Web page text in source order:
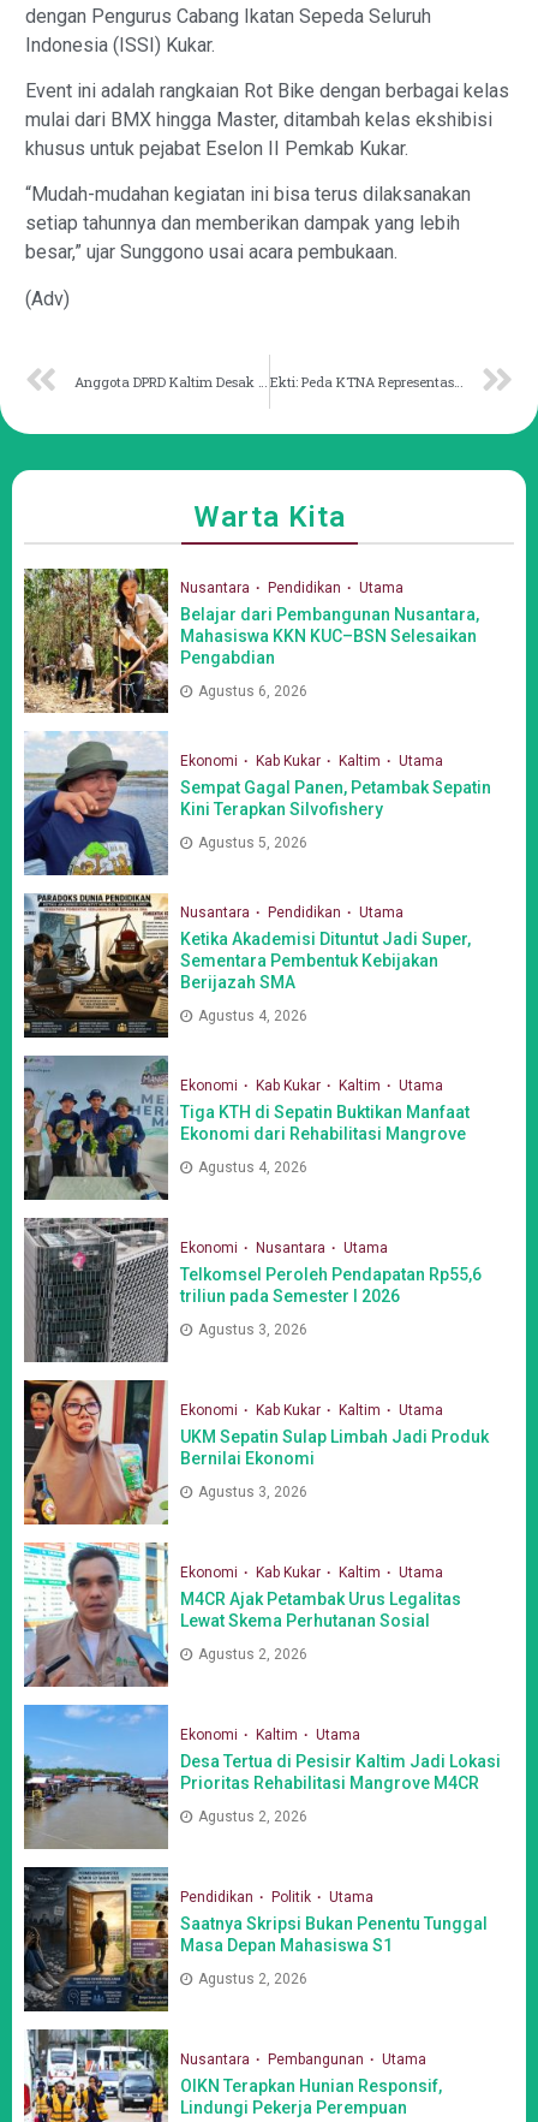
dengan Pengurus Cabang Ikatan Sepeda Seluruh
Indonesia (ISSI) Kukar.
Event ini adalah rangkaian Rot Bike dengan berbagai kelas
mulai dari BMX hingga Master, ditambah kelas ekshibisi
khusus untuk pejabat Eselon II Pemkab Kukar.
“Mudah-mudahan kegiatan ini bisa terus dilaksanakan
setiap tahunnya dan memberikan dampak yang lebih
besar,” ujar Sunggono usai acara pembukaan.
(Adv)
Ekti: Peda KTNA Representasi Kemajuan Pertanian
Warta Kita
Nusantara Pendidikan Utama
Belajar dari Pembangunan Nusantara,
Mahasiswa KKN KUC–BSN Selesaikan
Pengabdian
Agustus 6, 2026
Ekonomi Kab Kukar Kaltim Utama
Sempat Gagal Panen, Petambak Sepatin
Kini Terapkan Silvofishery
Agustus 5, 2026
Nusantara Pendidikan Utama
Ketika Akademisi Dituntut Jadi Super,
Sementara Pembentuk Kebijakan
Berijazah SMA
Agustus 4, 2026
Ekonomi Kab Kukar Kaltim Utama
Tiga KTH di Sepatin Buktikan Manfaat
Ekonomi dari Rehabilitasi Mangrove
Agustus 4, 2026
Ekonomi Nusantara Utama
Telkomsel Peroleh Pendapatan Rp55,6
triliun pada Semester I 2026
Agustus 3, 2026
Ekonomi Kab Kukar Kaltim Utama
UKM Sepatin Sulap Limbah Jadi Produk
Bernilai Ekonomi
Agustus 3, 2026
Ekonomi Kab Kukar Kaltim Utama
M4CR Ajak Petambak Urus Legalitas
Lewat Skema Perhutanan Sosial
Agustus 2, 2026
Ekonomi Kaltim Utama
Desa Tertua di Pesisir Kaltim Jadi Lokasi
Prioritas Rehabilitasi Mangrove M4CR
Agustus 2, 2026
Pendidikan Politik Utama
Saatnya Skripsi Bukan Penentu Tunggal
Masa Depan Mahasiswa S1
Agustus 2, 2026
Nusantara Pembangunan Utama
OIKN Terapkan Hunian Responsif,
Lindungi Pekerja Perempuan